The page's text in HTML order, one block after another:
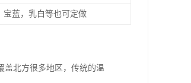
宝蓝，乳白等也可定做
盖北方很多地区，传统的温